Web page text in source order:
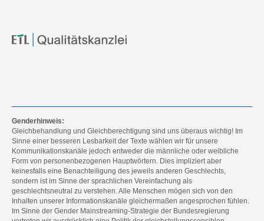
Genderhinweis:
Gleichbehandlung und Gleichberechtigung sind uns überaus wichtig! Im
Sinne einer besseren Lesbarkeit der Texte wählen wir für unsere
Kommunikationskanäle jedoch entweder die männliche oder weibliche
Form von personenbezogenen Hauptwörtern. Dies impliziert aber
keinesfalls eine Benachteiligung des jeweils anderen Geschlechts,
sondern ist im Sinne der sprachlichen Vereinfachung als
geschlechtsneutral zu verstehen. Alle Menschen mögen sich von den
Inhalten unserer Informationskanäle gleichermaßen angesprochen fühlen.
Im Sinne der Gender Mainstreaming-Strategie der Bundesregierung